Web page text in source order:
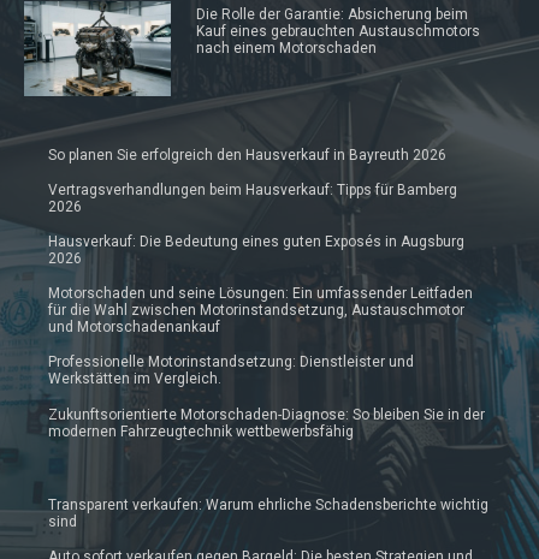
Die Rolle der Garantie: Absicherung beim
Kauf eines gebrauchten Austauschmotors
nach einem Motorschaden
So planen Sie erfolgreich den Hausverkauf in Bayreuth 2026
Vertragsverhandlungen beim Hausverkauf: Tipps für Bamberg
2026
Hausverkauf: Die Bedeutung eines guten Exposés in Augsburg
2026
Motorschaden und seine Lösungen: Ein umfassender Leitfaden
für die Wahl zwischen Motorinstandsetzung, Austauschmotor
und Motorschadenankauf
Professionelle Motorinstandsetzung: Dienstleister und
Werkstätten im Vergleich.
Zukunftsorientierte Motorschaden-Diagnose: So bleiben Sie in der
modernen Fahrzeugtechnik wettbewerbsfähig
Transparent verkaufen: Warum ehrliche Schadensberichte wichtig
sind